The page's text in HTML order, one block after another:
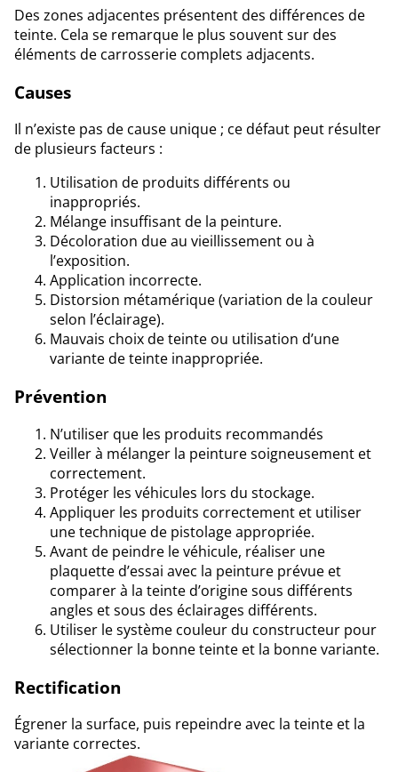
Des zones adjacentes présentent des différences de
teinte. Cela se remarque le plus souvent sur des
éléments de carrosserie complets adjacents.
Causes
Il n’existe pas de cause unique ; ce défaut peut résulter
de plusieurs facteurs :
Utilisation de produits différents ou
inappropriés.
Mélange insuffisant de la peinture.
Décoloration due au vieillissement ou à
l’exposition.
Application incorrecte.
Distorsion métamérique (variation de la couleur
selon l’éclairage).
Mauvais choix de teinte ou utilisation d’une
variante de teinte inappropriée.
Prévention
N’utiliser que les produits recommandés
Veiller à mélanger la peinture soigneusement et
correctement.
Protéger les véhicules lors du stockage.
Appliquer les produits correctement et utiliser
une technique de pistolage appropriée.
Avant de peindre le véhicule, réaliser une
plaquette d’essai avec la peinture prévue et
comparer à la teinte d’origine sous différents
angles et sous des éclairages différents.
Utiliser le système couleur du constructeur pour
sélectionner la bonne teinte et la bonne variante.
Rectification
Égrener la surface, puis repeindre avec la teinte et la
variante correctes.